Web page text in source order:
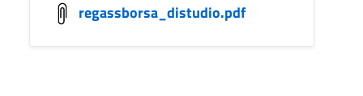
regassborsa_distudio.pdf